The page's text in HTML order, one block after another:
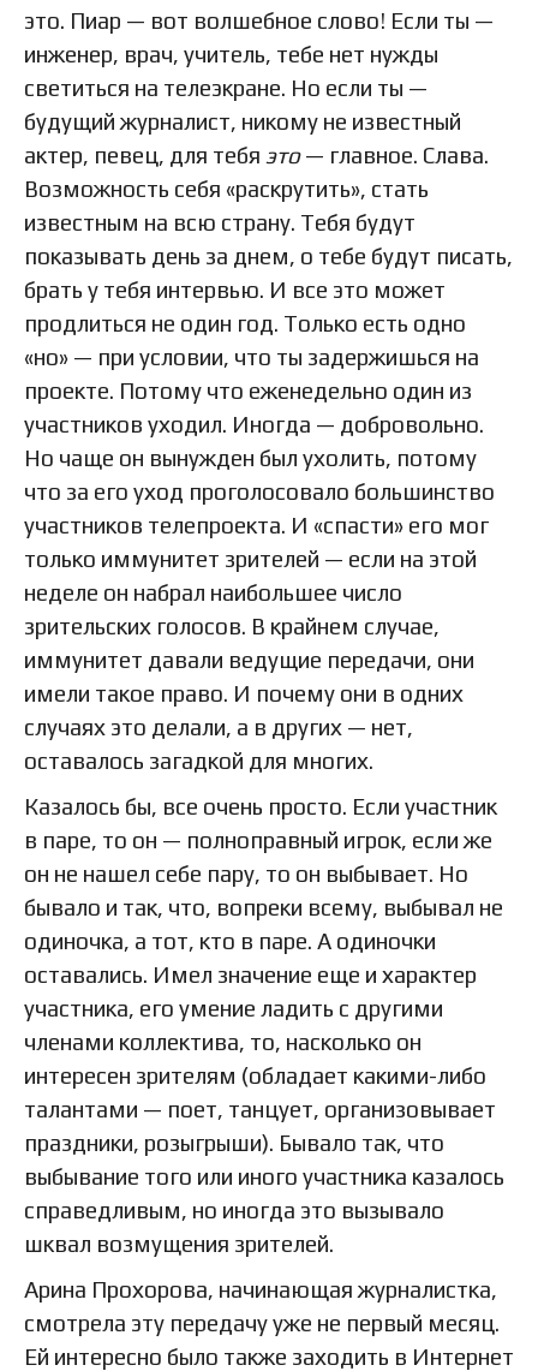
это. Пиар — вот волшебное слово! Если ты —
инженер, врач, учитель, тебе нет нужды
светиться на телеэкране. Но если ты —
будущий журналист, никому не известный
актер, певец, для тебя это— главное. Слава.
Возможность себя «раскрутить», стать
известным на всю страну. Тебя будут
показывать день за днем, о тебе будут писать,
брать у тебя интервью. И все это может
продлиться не один год. Только есть одно
«но» — при условии, что ты задержишься на
проекте. Потому что еженедельно один из
участников уходил. Иногда — добровольно.
Но чаще он вынужден был ухолить, потому
что за его уход проголосовало большинство
участников телепроекта. И «спасти» его мог
только иммунитет зрителей — если на этой
неделе он набрал наибольшее число
зрительских голосов. В крайнем случае,
иммунитет давали ведущие передачи, они
имели такое право. И почему они в одних
случаях это делали, а в других — нет,
оставалось загадкой для многих.
Казалось бы, все очень просто. Если участник
в паре, то он — полноправный игрок, если же
он не нашел себе пару, то он выбывает. Но
бывало и так, что, вопреки всему, выбывал не
одиночка, а тот, кто в паре. А одиночки
оставались. Имел значение еще и характер
участника, его умение ладить с другими
членами коллектива, то, насколько он
интересен зрителям (обладает какими-либо
талантами — поет, танцует, организовывает
праздники, розыгрыши). Бывало так, что
выбывание того или иного участника казалось
справедливым, но иногда это вызывало
шквал возмущения зрителей.
Арина Прохорова, начинающая журналистка,
смотрела эту передачу уже не первый месяц.
Ей интересно было также заходить в Интернет